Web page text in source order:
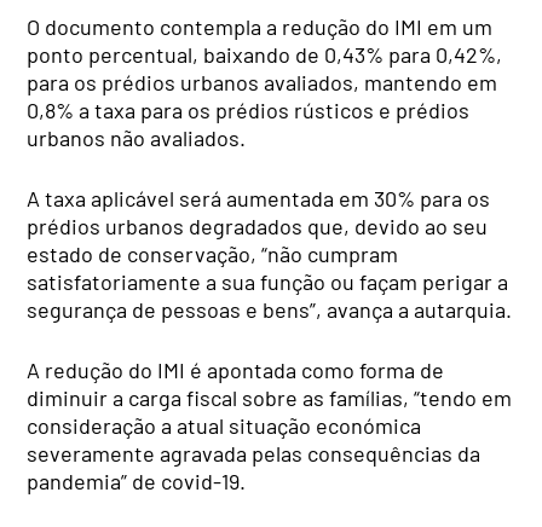
O documento contempla a redução do IMI em um
ponto percentual, baixando de 0,43% para 0,42%,
para os prédios urbanos avaliados, mantendo em
0,8% a taxa para os prédios rústicos e prédios
urbanos não avaliados.
A taxa aplicável será aumentada em 30% para os
prédios urbanos degradados que, devido ao seu
estado de conservação, “não cumpram
satisfatoriamente a sua função ou façam perigar a
segurança de pessoas e bens”, avança a autarquia.
A redução do IMI é apontada como forma de
diminuir a carga fiscal sobre as famílias, “tendo em
consideração a atual situação económica
severamente agravada pelas consequências da
pandemia” de covid-19.